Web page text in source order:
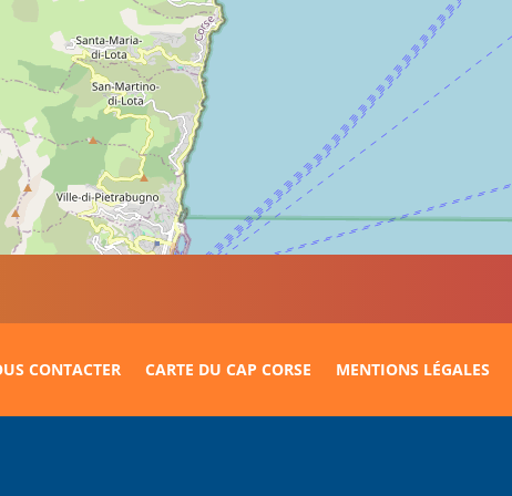
CONTACTER CARTE DU CAP CORSE MENTIONS LÉGALES